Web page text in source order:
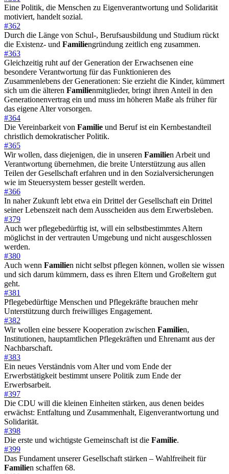
Eine Politik, die Menschen zu Eigenverantwortung und Solidarität
motiviert, handelt sozial.
#362
Durch die Länge von Schul-, Berufsausbildung und Studium rückt
die Existenz- und Familiengründung zeitlich eng zusammen.
#363
Gleichzeitig ruht auf der Generation der Erwachsenen eine
besondere Verantwortung für das Funktionieren des
Zusammenlebens der Generationen: Sie erzieht die Kinder, kümmert
sich um die älteren Familienmitglieder, bringt ihren Anteil in den
Generationenvertrag ein und muss im höheren Maße als früher für
das eigene Alter vorsorgen.
#364
Die Vereinbarkeit von Familie und Beruf ist ein Kernbestandteil
christlich demokratischer Politik.
#365
Wir wollen, dass diejenigen, die in unseren Familien Arbeit und
Verantwortung übernehmen, die breite Unterstützung aus allen
Teilen der Gesellschaft erfahren und in den Sozialversicherungen
wie im Steuersystem besser gestellt werden.
#366
In naher Zukunft lebt etwa ein Drittel der Gesellschaft ein Drittel
seiner Lebenszeit nach dem Ausscheiden aus dem Erwerbsleben.
#379
Auch wer pflegebedürftig ist, will ein selbstbestimmtes Altern
möglichst in der vertrauten Umgebung und nicht ausgeschlossen
werden.
#380
Auch wenn Familien nicht selbst pflegen können, wollen sie wissen
und sich darum kümmern, dass es ihren Eltern und Großeltern gut
geht.
#381
Pflegebedürftige Menschen und Pflegekräfte brauchen mehr
Unterstützung durch freiwilliges Engagement.
#382
Wir wollen eine bessere Kooperation zwischen Familien,
Institutionen, hauptamtlichen Pflegekräften und Ehrenamt aus der
Nachbarschaft.
#383
Ein neues Verständnis vom Alter und vom Ende der
Erwerbstätigkeit bestimmt unsere Politik zum Ende der
Erwerbsarbeit.
#397
Die CDU will die kleinen Einheiten stärken, aus denen beides
erwächst: Entfaltung und Zusammenhalt, Eigenverantwortung und
Solidarität.
#398
Die erste und wichtigste Gemeinschaft ist die Familie.
#399
Das Fundament unserer Gesellschaft stärken – Wahlfreiheit für
Familien schaffen 68.